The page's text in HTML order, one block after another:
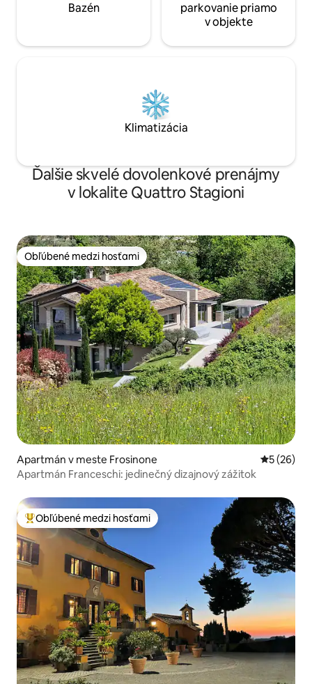
Bazén
parkovanie priamo
v objekte
Klimatizácia
Ďalšie skvelé dovolenkové prenájmy
v lokalite Quattro Stagioni
Obľúbené medzi hosťami
Obľúbené medzi hosťami
Apartmán v meste Frosinone
5 (26)
Apartmán Franceschi: jedinečný dizajnový zážitok
Najobľúbenejšie medzi hosťami
Obľúbené medzi hosťami